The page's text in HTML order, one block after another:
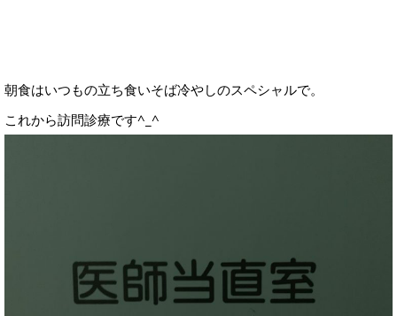
朝食はいつもの立ち食いそば冷やしのスペシャルで。
これから訪問診療です^_^